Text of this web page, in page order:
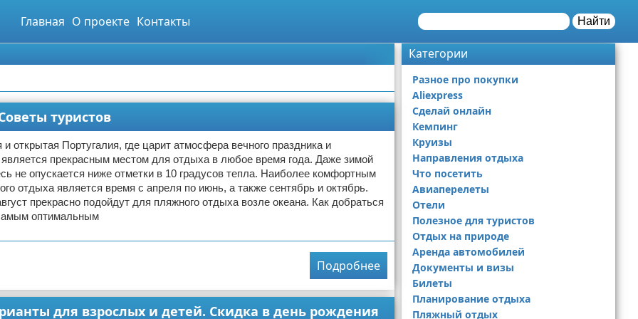
Главная О проекте Контакты Найти
туристов
открытая Португалия, где царит атмосфера вечного праздника и
является прекрасным местом для отдыха в любое время года. Даже зимой
не опускается ниже отметки в 10 градусов тепла. Наиболее комфортным
отдыха является время с апреля по июнь, а также сентябрь и октябрь.
прекрасно подойдут для пляжного отдыха возле океана. Как добраться
оптимальным
Подробнее
для взрослых и детей. Скидка в день рождения
Категории
Разное про покупки
Aliexpress
Сделай онлайн
Кемпинг
Круизы
Направления отдыха
Что посетить
Авиаперелеты
Отели
Полезное для туристов
Отдых на природе
Аренда автомобилей
Документы и визы
Билеты
Планирование отдыха
Пляжный отдых